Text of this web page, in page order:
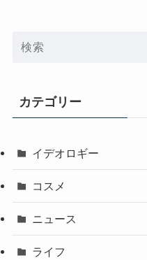
カテゴリー
イデオロギー
コスメ
ニュース
ライフ